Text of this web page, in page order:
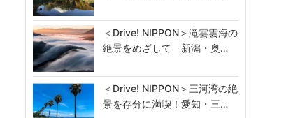
＜Drive! NIPPON＞滝雲雲海の
絶景をめざして 新潟・奥…
＜Drive! NIPPON＞三河湾の絶
景を存分に満喫！愛知・三…